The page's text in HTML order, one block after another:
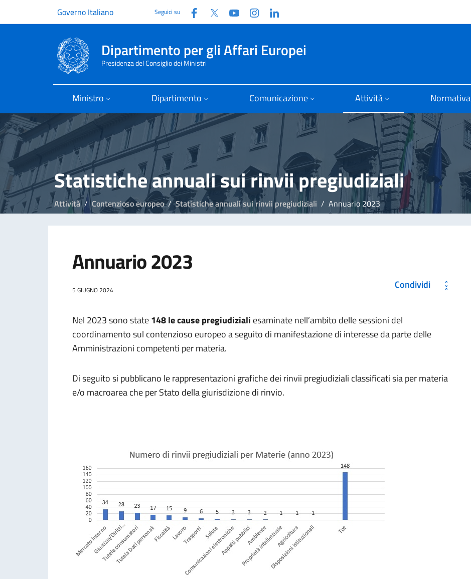
Governo Italiano Seguici su Facebook
Twitter YouTubeInstagram
Dipartimento per gli Affari Europei
Presidenza del Consiglio dei Ministri
Ministro Dipartimento Comunicazione Attività Normativa
Statistiche annuali sui rinvii pregiudiziali
Attività Contenzioso europeo Statistiche annuali sui rinvii pregiudiziali Annuario 2023
Annuario 2023
5 GIUGNO 2024 Condividi
Nel 2023 sono state148 le cause pregiudiziali esaminate nell’ambito delle sessioni del
coordinamento sul contenzioso europeo a seguito di manifestazione di interesse da parte delle
Amministrazioni competenti per materia.
Di seguito si pubblicano le rappresentazioni grafiche dei rinvii pregiudiziali classificati sia per materia
e/o macroarea che per Stato della giurisdizione di rinvio.